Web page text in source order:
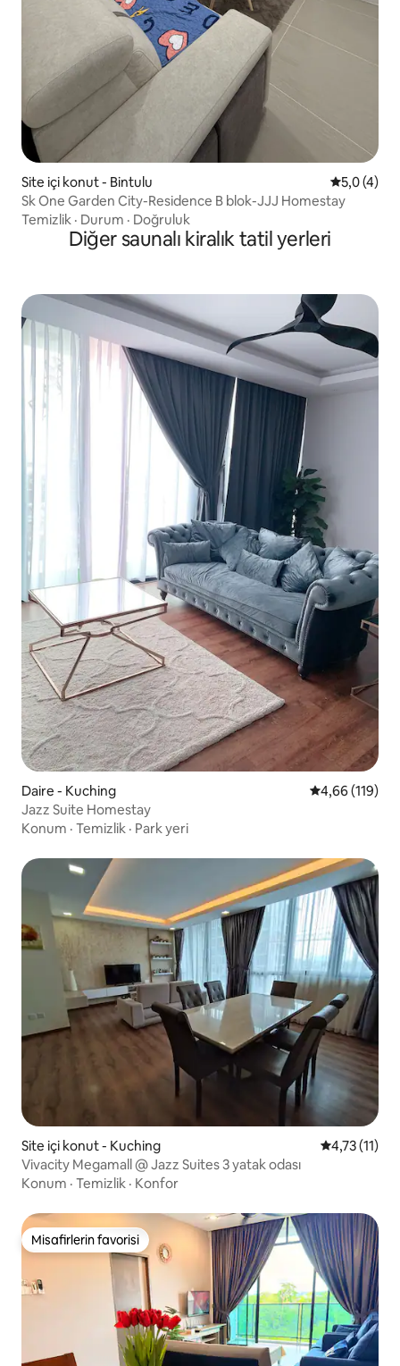
Site içi konut - Bintulu 55,0 (4)
Sk One Garden City-Residence B blok-JJJ Homestay
Temizlik · Durum · Doğruluk
Diğer saunalı kiralık tatil yerleri
Daire - Kuching 5 üzerinden
4,66 (119)
Jazz Suite Homestay
Konum · Temizlik · Park yeri
Site içi konut - Kuching 5 üzerinden
4,73 (11)
Vivacity Megamall @ Jazz Suites 3 yatak odası
Konum · Temizlik · Konfor
Misafirlerin favorisi
Misafirlerin favorisi